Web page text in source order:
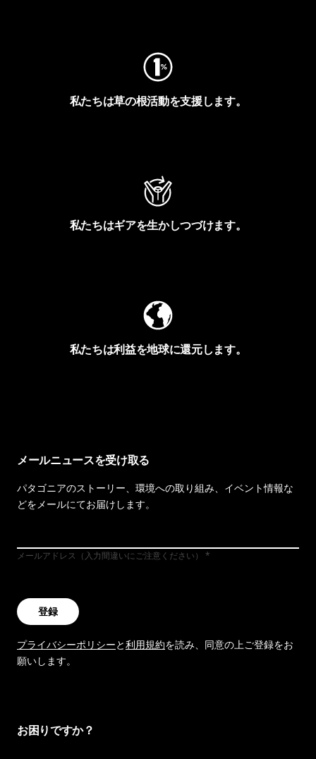
私たちは草の根活動を支援します。
私たちはギアを生かしつづけます。
私たちは利益を地球に還元します。
メールニュースを受け取る
パタゴニアのストーリー、環境への取り組み、イベント情報な
どをメールにてお届けします。
メールアドレス（入力間違いにご注意ください）
登録
プライバシーポリシーと利用規約を読み、同意の上ご登録をお
願いします。
お困りですか？